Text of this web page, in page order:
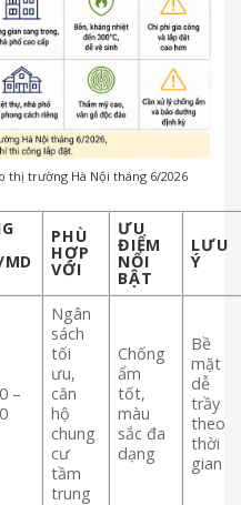
thị trường Hà Nội tháng 6/2026
PHÙ
HỢP
VỚI
ƯU
ĐIỂM
NỔI
BẬT
LƯU
Ý
–
Ngân
sách
tối
ưu,
căn
hộ
chung
cư
tầm
trung
Chống
ẩm
tốt,
màu
sắc đa
dạng
Bề
mặt
dễ
trầy
theo
thời
gian